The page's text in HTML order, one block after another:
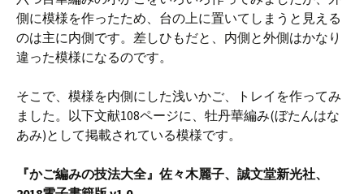
側に模様を作ったため、台の上に置いてしまうと見える
のは主に内側です。差しひもだと、内側と外側はかなり
違った模様になるのです。
そこで、模様を内側にした浅いかご、トレイを作ってみ
ました。以下文献108ページに、牡丹華編み(ぼたんはな
あみ)として掲載されている模様です。
『かご編みの技法大全』佐々木麗子、誠文堂新光社、